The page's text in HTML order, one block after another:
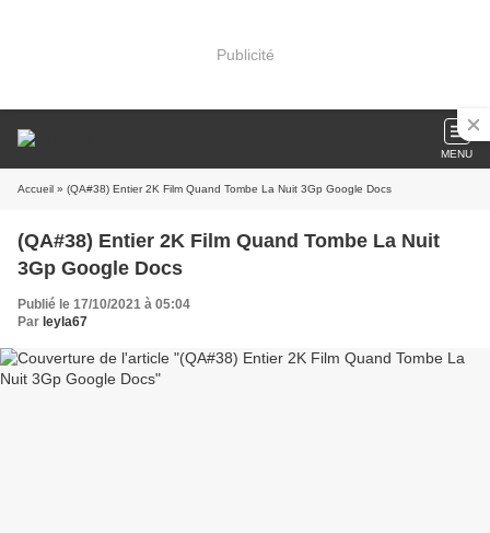
Publicité
MENU
Accueil » (QA#38) Entier 2K Film Quand Tombe La Nuit 3Gp Google Docs
(QA#38) Entier 2K Film Quand Tombe La Nuit
3Gp Google Docs
Publié le 17/10/2021 à 05:04
Par leyla67